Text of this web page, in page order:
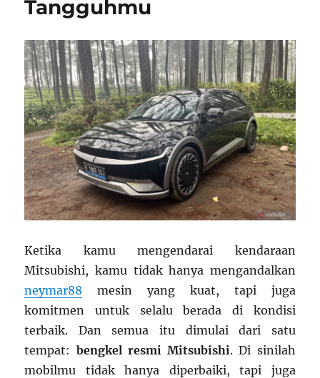
Tangguhmu
Ketika kamu mengendarai kendaraan
Mitsubishi, kamu tidak hanya mengandalkan
neymar88 mesin yang kuat, tapi juga
komitmen untuk selalu berada di kondisi
terbaik. Dan semua itu dimulai dari satu
tempat: bengkel resmi Mitsubishi. Di sinilah
mobilmu tidak hanya diperbaiki, tapi juga